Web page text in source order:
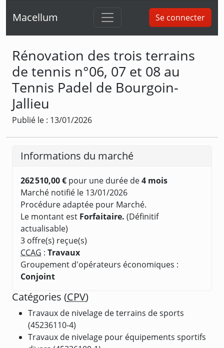
Macellum Se connecter
Rénovation des trois terrains
de tennis n°06, 07 et 08 au
Tennis Padel de Bourgoin-
Jallieu
Publié le : 13/01/2026
Informations du marché
262 510,00 € pour une durée de4 mois
Marché notifié le 13/01/2026
Procédure adaptée pour Marché.
Le montant est Forfaitaire. (Définitif
actualisable)
3 offre(s) reçue(s)
CCAG : Travaux
Groupement d'opérateurs économiques :
Conjoint
Catégories (CPV)
Travaux de nivelage de terrains de sports
(45236110-4)
Travaux de nivelage pour équipements sportifs